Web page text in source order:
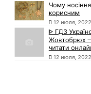
Чому
корисним
12 июля, 2022
ᐈ ГДЗ
Жовтобрюх —
читати
12 июля, 2022